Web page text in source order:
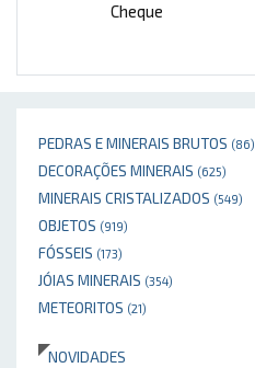
PEDRAS E MINERAIS BRUTOS (86)
DECORAÇÕES MINERAIS (625)
MINERAIS CRISTALIZADOS (549)
OBJETOS (919)
FÓSSEIS (173)
JÓIAS MINERAIS (354)
METEORITOS (21)
NOVIDADES
Cheque